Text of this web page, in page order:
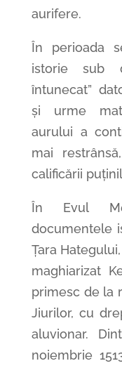
aurifere.
În perioada
istorie sub
întunecat”
și urme
aurului a
mai
calificării
În Evul
documentele
Țara
maghiarizat
primesc de la
Jiurilor, cu
aluvionar.
noiembrie